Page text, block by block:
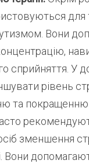
для
Вони
сприйняття. У
рівень
та покращенню
зменшення
Вони